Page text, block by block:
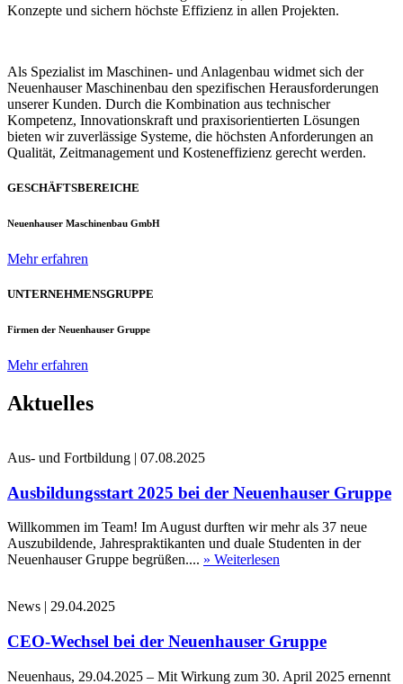
Konzepte und sichern höchste Effizienz in allen Projekten.
Als Spezialist im Maschinen- und Anlagenbau widmet sich der
Neuenhauser Maschinenbau den spezifischen Herausforderungen
unserer Kunden. Durch die Kombination aus technischer
Kompetenz, Innovationskraft und praxisorientierten Lösungen
bieten wir zuverlässige Systeme, die höchsten Anforderungen an
Qualität, Zeitmanagement und Kosteneffizienz gerecht werden.
GESCHÄFTSBEREICHE
Neuenhauser Maschinenbau GmbH
Mehr erfahren
UNTERNEHMENSGRUPPE
Firmen der Neuenhauser Gruppe
Mehr erfahren
Aktuelles
Aus- und Fortbildung | 07.08.2025
Ausbildungsstart 2025 bei der Neuenhauser Gruppe
Willkommen im Team! Im August durften wir mehr als 37 neue
Auszubildende, Jahrespraktikanten und duale Studenten in der
Neuenhauser Gruppe begrüßen.... » Weiterlesen
News | 29.04.2025
CEO-Wechsel bei der Neuenhauser Gruppe
Neuenhaus, 29.04.2025 – Mit Wirkung zum 30. April 2025 ernennt